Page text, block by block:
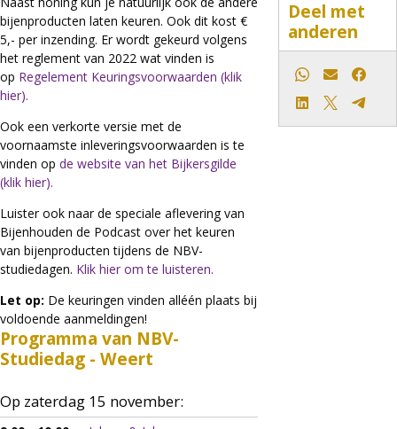
bijenproducten laten keuren. Ook dit kost €
5,- per inzending. Er wordt gekeurd volgens
het reglement van 2022 wat vinden is
op Regelement Keuringsvoorwaarden (klik
hier).
Ook een verkorte versie met de
voornaamste inleveringsvoorwaarden is te
vinden op de website van het Bijkersgilde
(klik hier).
Luister ook naar de speciale aflevering van
Bijenhouden de Podcast over het keuren
van bijenproducten tijdens de NBV-
studiedagen. Klik hier om te luisteren.
Let op: De keuringen vinden alléén plaats bij
voldoende aanmeldingen!
Programma van NBV-
Studiedag - Weert
Op zaterdag 15 november:
Deel met
anderen
Whatsapp
E-mail
LinkedIn
X